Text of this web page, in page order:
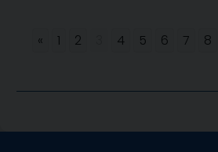
« 1 2 4 5 6 7 8